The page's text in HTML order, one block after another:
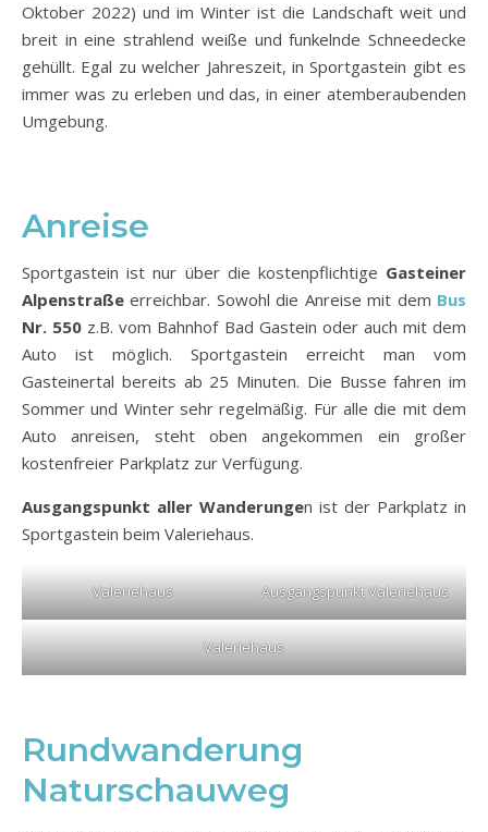
Oktober 2022) und im Winter ist die Landschaft weit und
breit in eine strahlend weiße und funkelnde Schneedecke
gehüllt. Egal zu welcher Jahreszeit, in Sportgastein gibt es
immer was zu erleben und das, in einer atemberaubenden
Umgebung.
Anreise
Sportgastein ist nur über die kostenpflichtige Gasteiner
Alpenstraße erreichbar. Sowohl die Anreise mit dem Bus
Nr. 550 z.B. vom Bahnhof Bad Gastein oder auch mit dem
Auto ist möglich. Sportgastein erreicht man vom
Gasteinertal bereits ab 25 Minuten. Die Busse fahren im
Sommer und Winter sehr regelmäßig. Für alle die mit dem
Auto anreisen, steht oben angekommen ein großer
kostenfreier Parkplatz zur Verfügung.
Ausgangspunkt aller Wanderungen ist der Parkplatz in
Sportgastein beim Valeriehaus.
Valeriehaus Ausgangspunkt Valeriehaus
Valeriehaus
Rundwanderung
Naturschauweg